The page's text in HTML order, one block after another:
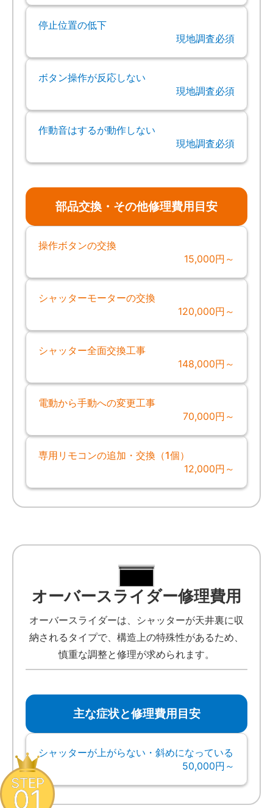
停止位置の低下
現地調査必須
ボタン操作が反応しない
現地調査必須
作動音はするが動作しない
現地調査必須
部品交換・その他修理費用目安
操作ボタンの交換
15,000円～
シャッターモーターの交換
120,000円～
シャッター全面交換工事
148,000円～
電動から手動への変更工事
70,000円～
専用リモコンの追加・交換（1個）
12,000円～
オーバースライダー修理費用
オーバースライダーは、シャッターが天井裏に収
納されるタイプで、構造上の特殊性があるため、
慎重な調整と修理が求められます。
主な症状と修理費用目安
シャッターが上がらない・斜めになっている
50,000円～
STEP
01